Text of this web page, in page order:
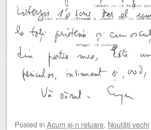
Posted in Acum și-n reluare, Noutăţi vechi